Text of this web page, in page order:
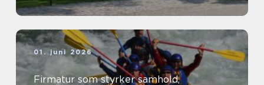
01. juni 2026
Firmatur som styrker samhold,